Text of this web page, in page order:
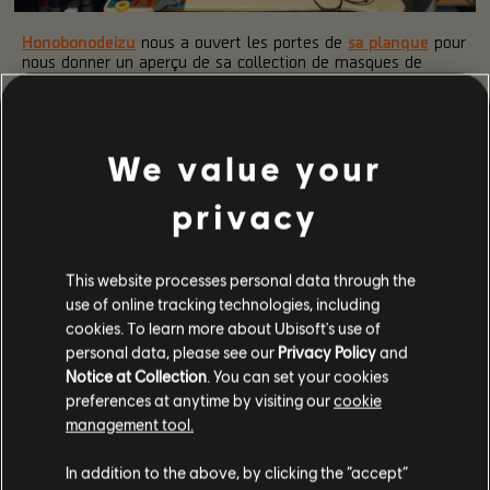
Honobonodeizu nous a ouvert les portes de sa planque pour
nous donner un aperçu de sa collection de masques de
chasseur. Impressionnant, pas vrai ? Vu le soin qui a été
We value your
privacy
This website processes personal data through the
use of online tracking technologies, including
cookies. To learn more about Ubisoft's use of
personal data, please see our Privacy Policyand
Notice at Collection . You can set your cookies
preferences at anytime by visiting ourcookie
management tool.
In addition to the above, by clicking the “accept”